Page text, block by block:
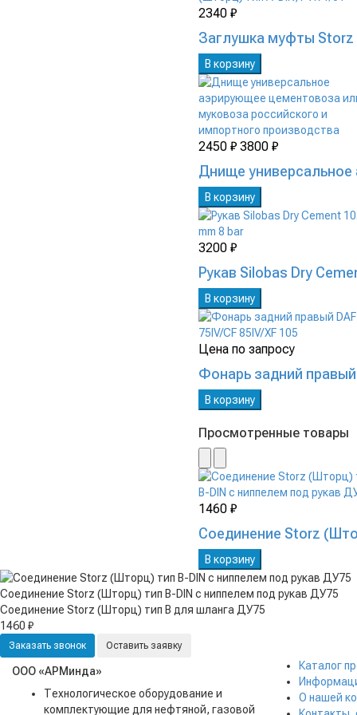
2340 ₽
Заглушка муфты Storz
В корзину
2450 ₽ 3800 ₽
Днище универсальное
В корзину
3200 ₽
Рукав Silobas Dry
В корзину
Цена по запросу
Фонарь задний правый
В корзину
Просмотренные товары
1460 ₽
Соединение Storz
В корзину
Соединение Storz (Шторц) тип B-DIN с ниппелем под рукав ДУ75
Соединение Storz (Шторц) тип B для шланга ДУ75
1460 ₽
Заказать звонок Оставить заявку
ООО «АРМинда»
Технологическое оборудование и
комплектующие для нефтяной, газовой
Каталог
О нашей